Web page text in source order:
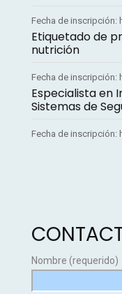
Fecha de inscripción:
Etiquetado de
nutrición
Fecha de inscripción:
Especialista en
Sistemas de
Fecha de inscripción:
Nombre (requerido)